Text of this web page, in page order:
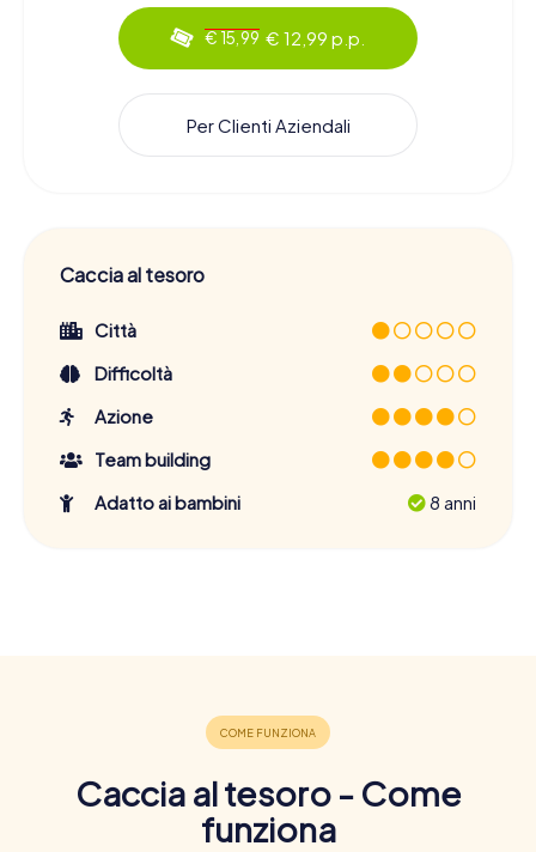
€ 15,99 € 12,99 p.p.
Per Clienti Aziendali
Caccia al tesoro
Città
Difficoltà
Azione
Team building
Adatto ai bambini
8 anni
Caccia al tesoro - Come
funziona